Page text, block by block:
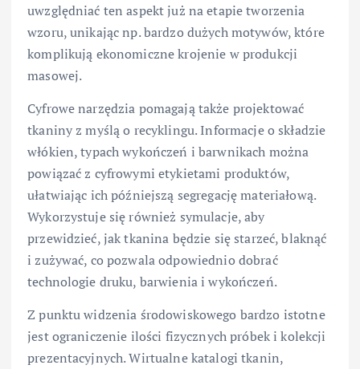
uwzględniać ten aspekt już na etapie tworzenia
wzoru, unikając np. bardzo dużych motywów, które
komplikują ekonomiczne krojenie w produkcji
masowej.
Cyfrowe narzędzia pomagają także projektować
tkaniny z myślą o recyklingu. Informacje o składzie
włókien, typach wykończeń i barwnikach można
powiązać z cyfrowymi etykietami produktów,
ułatwiając ich późniejszą segregację materiałową.
Wykorzystuje się również symulacje, aby
przewidzieć, jak tkanina będzie się starzeć, blaknąć
i zużywać, co pozwala odpowiednio dobrać
technologie druku, barwienia i wykończeń.
Z punktu widzenia środowiskowego bardzo istotne
jest ograniczenie ilości fizycznych próbek i kolekcji
prezentacyjnych. Wirtualne katalogi tkanin,